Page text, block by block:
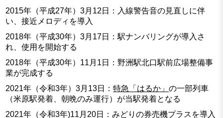
2015年（平成27年）3月12日：入線警告音の見直しに伴
い、接近メロディを導入
2018年（平成30年）3月17日：駅ナンバリングが導入さ
れ、使用を開始する
2018年（平成30年）11月1日：野洲駅北口駅前広場整備事
業が完成する
2021年（令和3年）3月13日：特急「はるか」の一部列車
（米原駅発着、朝晩のみ運行）が当駅発着となる
2021年（令和3年)11月20日：みどりの券売機プラスを導入